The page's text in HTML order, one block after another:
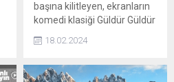
başına kilitleyen, ekranların
komedi klasiği Güldür Güldür
Show hız kesmeden devam
ediyor. ◾ Dünyanın En İyi
Garsona Yardım Eden Adam
18.02.2024